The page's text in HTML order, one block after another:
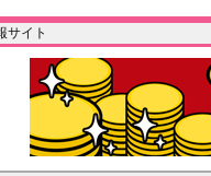
サイト